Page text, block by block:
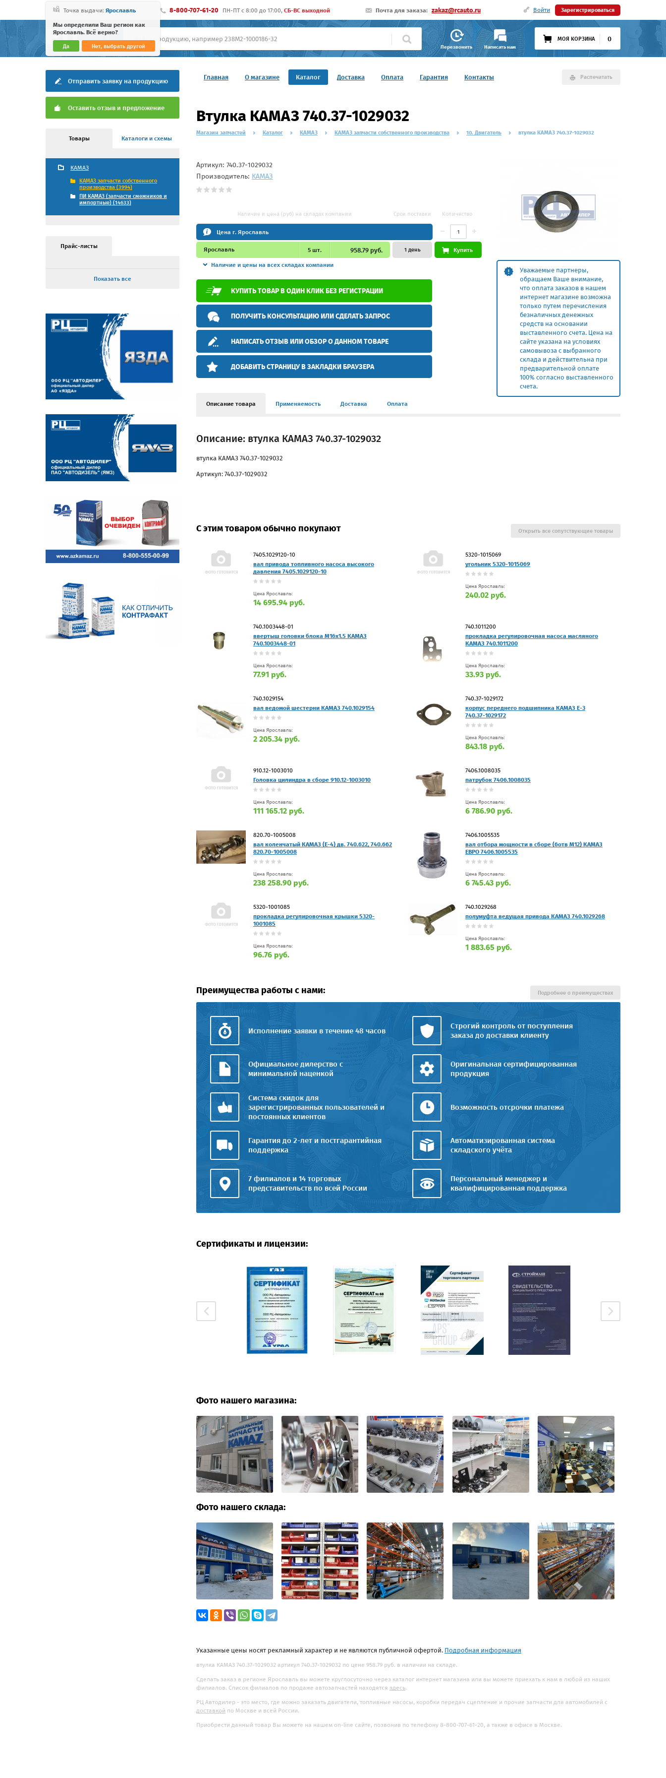
Точка выдачи: Ярославль
Мы определили Ваш регион как
Ярославль. Всё верно?
Да Нет, выбрать другой
8-800-707-61-20 ПН-ПТ c 8:00 до 17:00, СБ-ВС выходной Почта для заказа: zakaz@rcauto.ru Войти Зарегистрироваться
Перезвонить Написать нам
МОЯ КОРЗИНА 0
Главная О магазине Каталог Доставка Оплата Гарантия Контакты Распечатать
Отправить заявку на продукцию
Оставить отзыв и предложение
Товары Каталоги и схемы
КАМАЗ
КАМАЗ запчасти собственного
производства (3994)
ПИ КАМАЗ (запчасти смежников и
импортные) (14633)
Прайс-листы
Показать все
Втулка КАМАЗ 740.37-1029032
Магазин запчастей Каталог КАМАЗ КАМАЗ запчасти собственного производства 10. Двигатель втулка КАМАЗ 740.37-1029032
Уважаемые партнеры,
обращаем Ваше внимание,
что оплата заказов в нашем
интернет магазине возможна
только путем перечисления
безналичных денежных
средств на основании
выставленного счета. Цена на
сайте указана на условиях
самовывоза с выбранного
склада и действительна при
предварительной оплате
100% согласно выставленного
счета.
Артикул: 740.37-1029032
Производитель: КАМАЗ
Наличие и цена (руб) на складах компании Срок поставки Количество
Цена г. Ярославль
Ярославль 5 шт. 958.79 руб.
Наличие и цены на всех складах компании
1 день Купить
КУПИТЬ ТОВАР В ОДИН КЛИК БЕЗ РЕГИСТРАЦИИ
ПОЛУЧИТЬ КОНСУЛЬТАЦИЮ ИЛИ СДЕЛАТЬ ЗАПРОС
НАПИСАТЬ ОТЗЫВ ИЛИ ОБЗОР О ДАННОМ ТОВАРЕ
ДОБАВИТЬ СТРАНИЦУ В ЗАКЛАДКИ БРАУЗЕРА
Описание товара Применяемость Доставка Оплата
Описание: втулка КАМАЗ 740.37-1029032
втулка КАМАЗ 740.37-1029032
Артикул: 740.37-1029032
С этим товаром обычно покупают
7405.1029120-10
вал привода топливного насоса высокого
давления 7405.1029120-10
Цена Ярославль:
14 695.94 руб.
5320-1015069
угольник 5320-1015069
Цена Ярославль:
240.02 руб.
740.1003448-01
ввертыш головки блока М16х1.5 КАМАЗ
740.1003448-01
Цена Ярославль:
77.91 руб.
740.1011200
прокладка регулировочная насоса масляного
КАМАЗ 740.1011200
Цена Ярославль:
33.93 руб.
740.1029154
вал ведомой шестерни КАМАЗ 740.1029154
Цена Ярославль:
2 205.34 руб.
740.37-1029172
корпус переднего подшипника КАМАЗ Е-3
740.37-1029172
Цена Ярославль:
843.18 руб.
910.12-1003010
Головка цилиндра в сборе 910.12-1003010
Цена Ярославль:
111 165.12 руб.
7406.1008035
патрубок 7406.1008035
Цена Ярославль:
6 786.90 руб.
820.70-1005008
вал коленчатый КАМАЗ (Е-4) дв. 740.622, 740.662
820.70-1005008
Цена Ярославль:
238 258.90 руб.
7406.1005535
вал отбора мощности в сборе (6отв М12) КАМАЗ
ЕВРО 7406.1005535
Цена Ярославль:
6 745.43 руб.
5320-1001085
прокладка регулировочная крышки 5320-
1001085
Цена Ярославль:
96.76 руб.
740.1029268
полумуфта ведущая привода КАМАЗ 740.1029268
Цена Ярославль:
1 883.65 руб.
Открыть все сопутствующие товары
Преимущества работы с нами:
Исполнение заявки в течение 48 часов
Строгий контроль от поступления
заказа до доставки клиенту
Официальное дилерство с
минимальной наценкой
Оригинальная сертифицированная
продукция
Система скидок для
зарегистрированных пользователей и
постоянных клиентов
Возможность отсрочки платежа
Гарантия до 2-лет и постгарантийная
поддержка
Автоматизированная система
складского учёта
7 филиалов и 14 торговых
представительств по всей России
Персональный менеджер и
квалифицированная поддержка
Подробнее о преимуществах
Сертификаты и лицензии:
Фото нашего магазина:
Фото нашего склада:
Указанные цены носят рекламный характер и не являются публичной офертой. Подробная информация
втулка КАМАЗ 740.37-1029032 артикул 740.37-1029032 по цене 958.79 руб. в наличии на складе.
Сделать заказ в регионе Ярославль вы можете круглосуточно через каталог интернет магазина или вы можете приехать к нам в любой из наших
филиалов. Список филиалов по продаже автозапчастей находятся здесь.
РЦ Автодилер - это место, где можно заказать двигатели, топливные насосы, коробки передач сцепление и прочие запчасти для автомобилей с
доставкой по Москве и всей России.
Приобрести данный товар Вы можете на нашем on-line сайте, позвонив по телефону 8-800-707-61-20, а также в офисе в Москве.